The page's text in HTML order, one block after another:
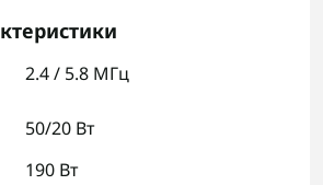
2.4 / 5.8 МГц
50/20 Вт
190 Вт